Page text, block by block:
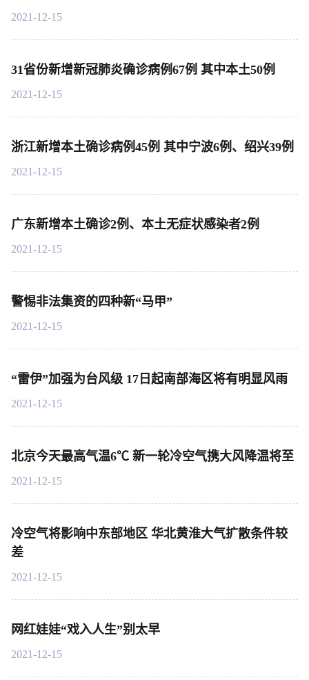
2021-12-15
31省份新增新冠肺炎确诊病例67例 其中本土50例
2021-12-15
浙江新增本土确诊病例45例 其中宁波6例、绍兴39例
2021-12-15
广东新增本土确诊2例、本土无症状感染者2例
2021-12-15
警惕非法集资的四种新“马甲”
2021-12-15
“雷伊”加强为台风级 17日起南部海区将有明显风雨
2021-12-15
北京今天最高气温6℃ 新一轮冷空气携大风降温将至
2021-12-15
冷空气将影响中东部地区 华北黄淮大气扩散条件较
差
2021-12-15
网红娃娃“戏入人生”别太早
2021-12-15